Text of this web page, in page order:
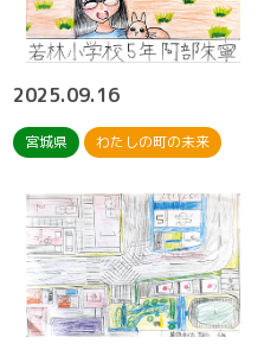
2025.09.16
宮城県 わたしの町の未来